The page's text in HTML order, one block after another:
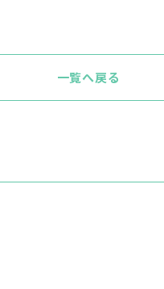
一覧へ戻る